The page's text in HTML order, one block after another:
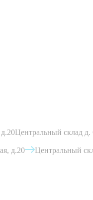
Центральный склад
д.20
Центральный